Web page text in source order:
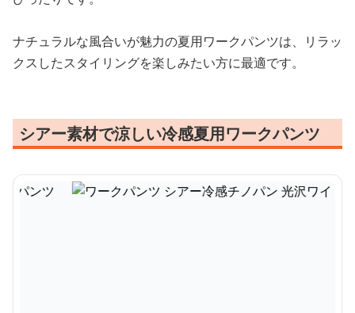
ナチュラルな風合いが魅力の夏用ワークパンツは、リラッ
クスしたスタイリングを楽しみたい方に最適です。
シアー素材で涼しい冷感夏用ワークパンツ